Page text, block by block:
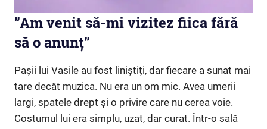
”Am venit să-mi vizitez fiica fără
să o anunț”
Pașii lui Vasile au fost liniștiți, dar fiecare a sunat mai
tare decât muzica. Nu era un om mic. Avea umerii
largi, spatele drept și o privire care nu cerea voie.
Costumul lui era simplu, uzat, dar curat. Într-o sală